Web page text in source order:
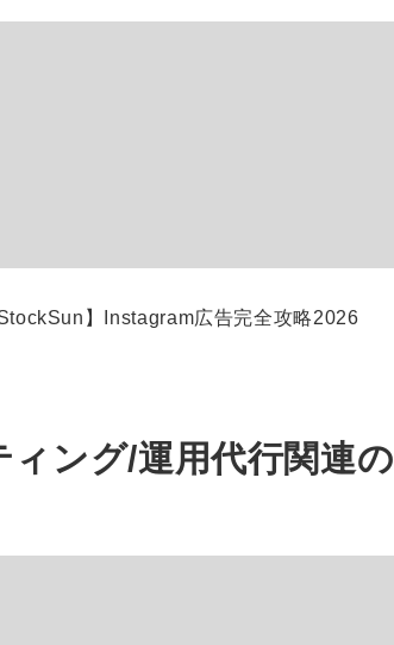
項一覧
StockSun】Instagram広告完全攻略2026
ング/運用代行関連の